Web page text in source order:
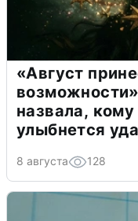
«Август
назвала, кому
улыбнется
8 августа 128